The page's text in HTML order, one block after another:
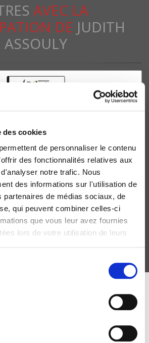
des cookies
de personnaliser le contenu
des fonctionnalités relatives aux
notre trafic. Nous
des informations sur l'utilisation de
partenaires de médias sociaux, de
qui peuvent combiner celles-ci
que vous leur avez fournies
lors de votre utilisation de leurs
AVEC LA
DE JUDITH
ASSOULY
?
les pratiques financières
VOUS À NOS